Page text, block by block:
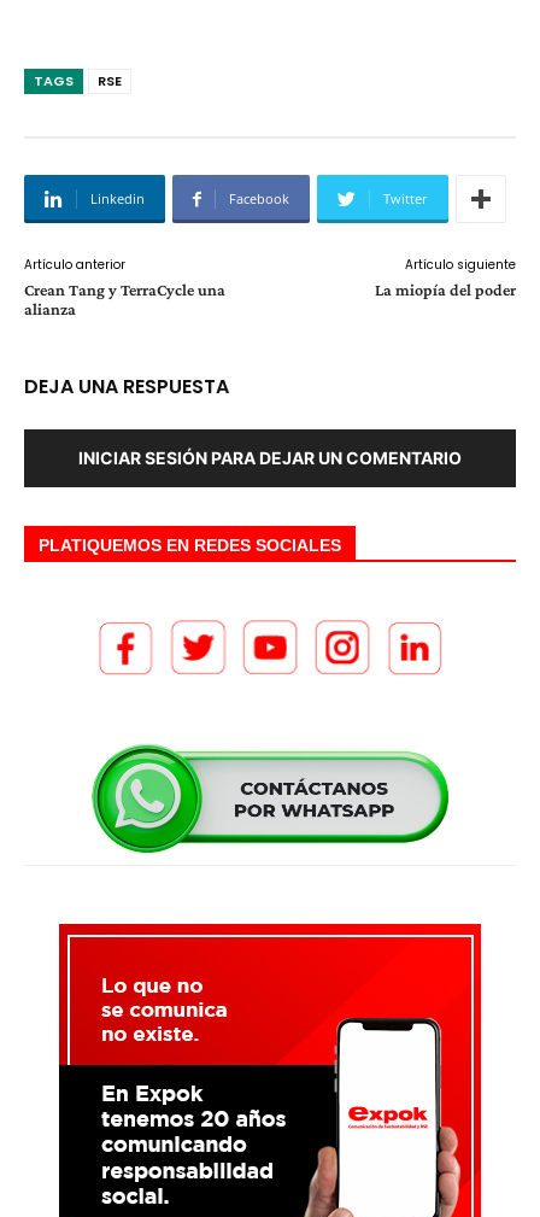
TAGS RSE
Linkedin Facebook Twitter
Artículo anterior
Crean Tang y TerraCycle una
alianza
Artículo siguiente
La miopía del poder
DEJA UNA RESPUESTA
INICIAR SESIÓN PARA DEJAR UN COMENTARIO
PLATIQUEMOS EN REDES SOCIALES